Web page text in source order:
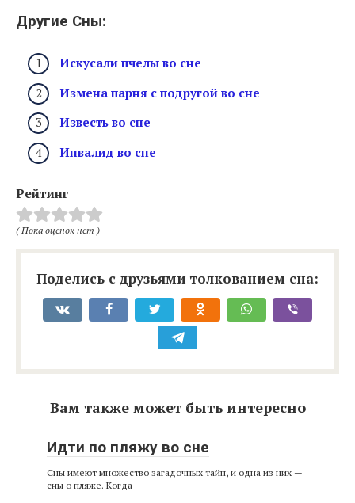
Другие Сны:
Искусали пчелы во сне
Измена парня с подругой во сне
Известь во сне
Инвалид во сне
Рейтинг
( Пока оценок нет )
Поделись с друзьями толкованием сна:
Вам также может быть интересно
Идти по пляжу во сне
Сны имеют множество загадочных тайн, и одна из них —
сны о пляже. Когда